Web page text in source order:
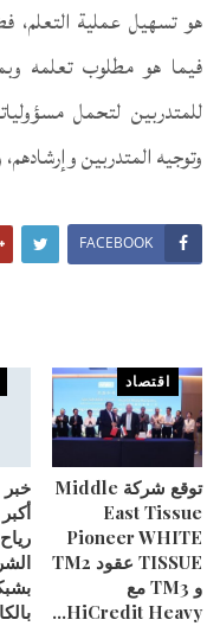
هو تسهيل عملية التعلم،
فيما هو مطلوب تعلمه
للمتدربين لتحمل
وتوجيه المتدربين
FACEBOOK
اقتصاد
توقع شركة Middle
East Tissue
Pioneer WHITE
TISSUE عقود TM2
و TM3 مع
HiCredit Heavy…